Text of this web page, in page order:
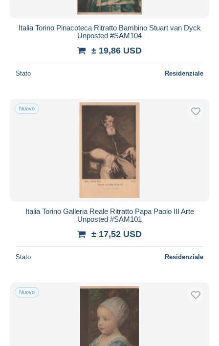
Italia Torino Pinacoteca Ritratto Bambino Stuart van Dyck
Unposted #SAM104
± 19,86 USD
Stato Residenziale
Nuovo
Italia Torino Galleria Reale Ritratto Papa Paolo III Arte
Unposted #SAM101
± 17,52 USD
Stato Residenziale
Nuovo